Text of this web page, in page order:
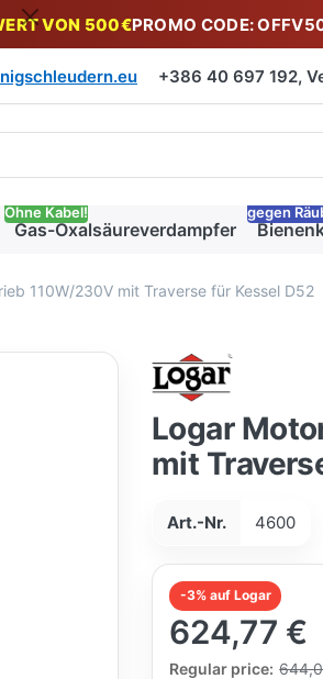
VON 500€PROMO CODE:
+386 40 697 192,
Sie tippen, erscheinen
Gas-Oxalsäureverdampfer
Ohne Kabel! gegen
110W/230V mit Traverse für Kessel D52
Logar
mit
Art.-Nr. 4600
-3% auf Logar
624,77 €
Regular price:
The Regular Price